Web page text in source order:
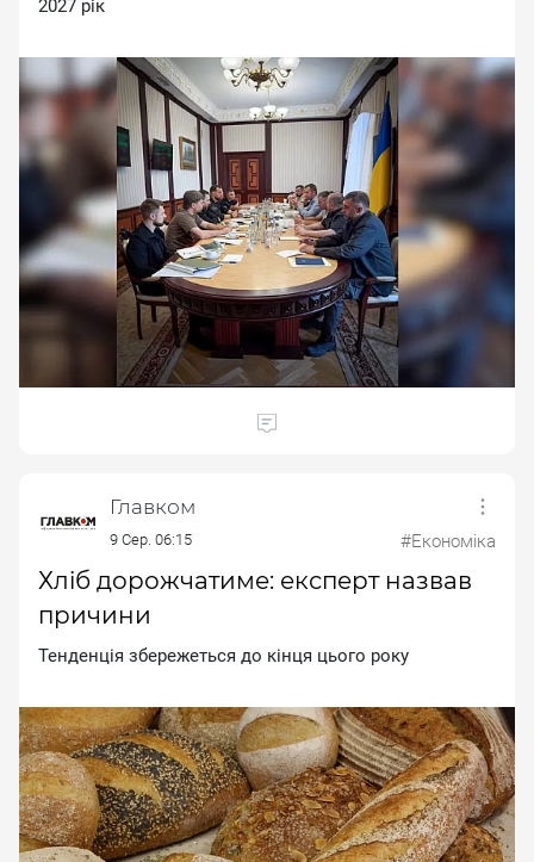
2027 piк
Главком
9 Сер. 06:15 #Економіка
Хліб дорожчатиме: експерт назвав
причини
Teндeнцiя збepeжeтьcя дo кiнця цьoгo poку